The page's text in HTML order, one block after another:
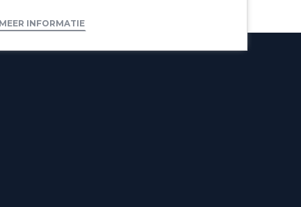
MEER INFORMATIE